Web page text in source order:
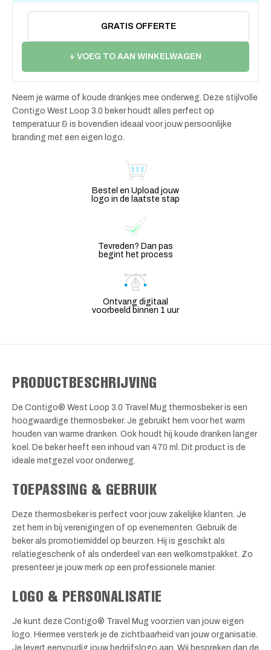
GRATIS OFFERTE
+ VOEG TO AAN WINKELWAGEN
Neem je warme of koude drankjes mee onderweg. Deze stijlvolle
Contigo West Loop 3.0 beker houdt alles perfect op
temperatuur & is bovendien ideaal voor jouw persoonlijke
branding met een eigen logo.
Bestel en Upload jouw
logo in de laatste stap
Tevreden? Dan pas
begint het process
Ontvang digitaal
voorbeeld binnen 1 uur
PRODUCTBESCHRIJVING
De Contigo® West Loop 3.0 Travel Mug thermosbeker is een
hoogwaardige thermosbeker. Je gebruikt hem voor het warm
houden van warme dranken. Ook houdt hij koude dranken langer
koel. De beker heeft een inhoud van 470 ml. Dit product is de
ideale metgezel voor onderweg.
TOEPASSING & GEBRUIK
Deze thermosbeker is perfect voor jouw zakelijke klanten. Je
zet hem in bij verenigingen of op evenementen. Gebruik de
beker als promotiemiddel op beurzen. Hij is geschikt als
relatiegeschenk of als onderdeel van een welkomstpakket. Zo
presenteer je jouw merk op een professionele manier.
LOGO & PERSONALISATIE
Je kunt deze Contigo® Travel Mug voorzien van jouw eigen
logo. Hiermee versterk je de zichtbaarheid van jouw organisatie.
Je levert eenvoudig jouw bedrijfslogo aan. Wij bespreken dan de